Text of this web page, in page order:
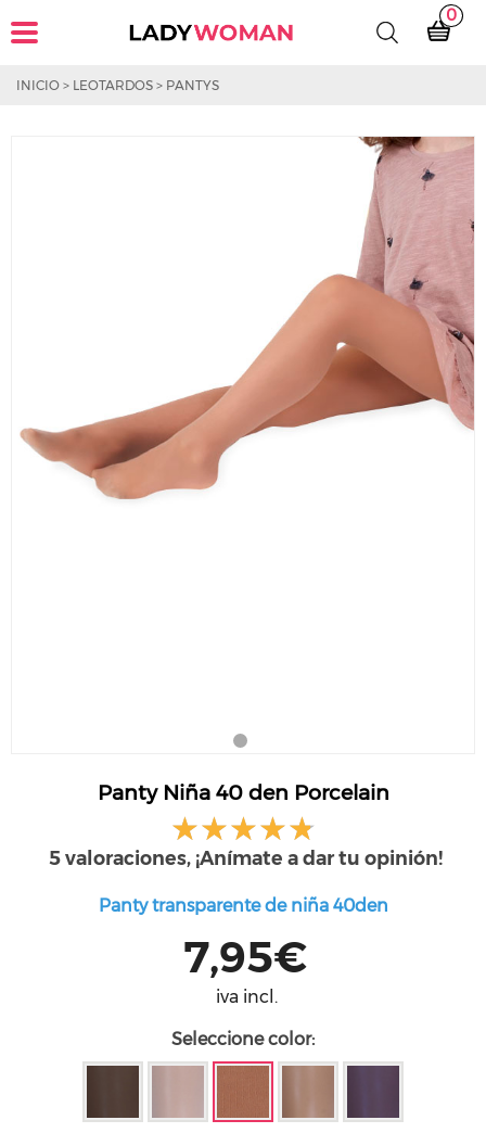
0
INICIO > LEOTARDOS > PANTYS
Panty Niña 40 den Porcelain
5 valoraciones, ¡Anímate a dar tu opinión!
Panty transparente de niña 40den
7,95€
iva incl.
Seleccione color: